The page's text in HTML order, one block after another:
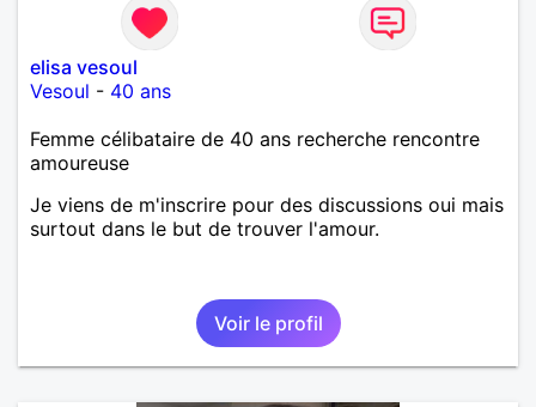
elisa vesoul
Vesoul - 40 ans
Femme célibataire de 40 ans recherche rencontre
amoureuse
Je viens de m'inscrire pour des discussions oui mais
surtout dans le but de trouver l'amour.
Voir le profil